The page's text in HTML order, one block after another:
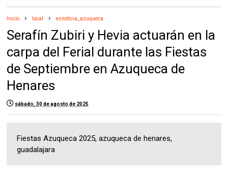
Inicio local esnoticia_azuqueca
Serafín Zubiri y Hevia actuarán en la
carpa del Ferial durante las Fiestas
de Septiembre en Azuqueca de
Henares
sábado, 30 de agosto de 2025
Fiestas Azuqueca 2025, azuqueca de henares,
guadalajara